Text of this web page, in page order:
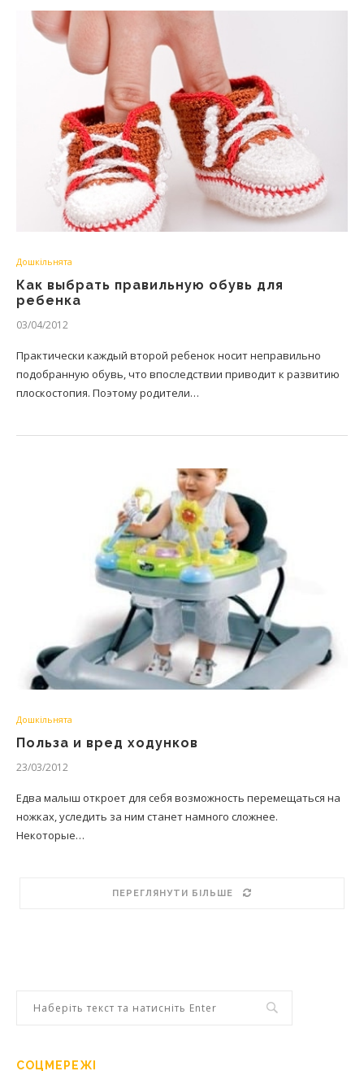
Дошкільнята
Как выбрать правильную обувь для
ребенка
03/04/2012
Практически каждый второй ребенок носит неправильно
подобранную обувь, что впоследствии приводит к развитию
плоскостопия. Поэтому родители…
Дошкільнята
Польза и вред ходунков
23/03/2012
Едва малыш откроет для себя возможность перемещаться на
ножках, уследить за ним станет намного сложнее.
Некоторые…
ПЕРЕГЛЯНУТИ БІЛЬШЕ
СОЦМЕРЕЖІ